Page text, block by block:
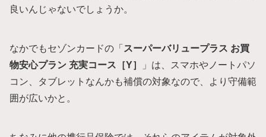
良いんじゃないでしょうか。
なかでもセゾンカードの「 スーパーバリュープラス お買
物安心プラン 充実コース［Y］
」は、スマホやノートパソ
コン、タブレットなんかも補償の対象なので、より守備範
囲が広いかと。